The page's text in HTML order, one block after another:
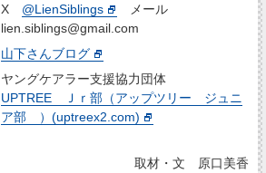
X @LienSiblings
メール
lien.siblings@gmail.com
山下さんブログ
ヤングケアラー支援協力団体
UPTREE Ｊｒ部（アップツリー ジュニ
ア部 ）(uptreex2.com)
取材・文 原口美香